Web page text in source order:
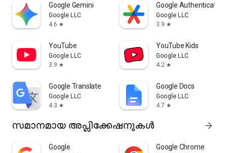
Google Gemini
Google LLC
4.6 star
Google Authenticator
Google LLC
3.9 star
YouTube
Google LLC
3.9 star
YouTube Kids
Google LLC
4.2 star
Google Translate
Google LLC
4.3 star
Google Docs
Google LLC
4.7 star
സമാനമായ അപ്ലിക്കേഷനുകൾ arrow_forward
Google Google Chrome